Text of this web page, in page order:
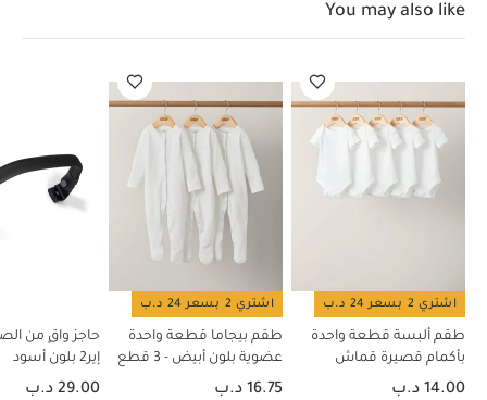
قدم قابل للتعديل
الوزن:
كغموزن الشحنة:7.2 كغم
تعليمات السلامة
وتحذيرات:
من 6 أشهر حتى 22 كغم غطاء قماش يمكن تنظيفه
في الغسالة على درجة حرارة 30
قد يعجبك أيضاً:
طقم ألبسة
قطعة واحدة بأكمام قصيرة قماش عضوي بلون أبيض - 5 قطع
طقم
بيجاما قطعة واحدة عضوية بلون أبيض - 3 قطع
حاجز واقٍ من الصدمات
حاجز واقٍ من الصدمات جولز إير2 بلون بني
You may also like
اشتري 2 بسعر 24 د.ب
طقم ألبسة قطعة واحدة
بأكمام قصيرة قماش
عضوي بلون أبيض - 5 قطع
14.00 د.ب
اشتري 2 بسعر 24 د.ب
طقم بيجاما قطعة واحدة
عضوية بلون أبيض - 3 قطع
16.75 د.ب
حاجز واقٍ من
إير2 بلون أسود
29.00 د.ب